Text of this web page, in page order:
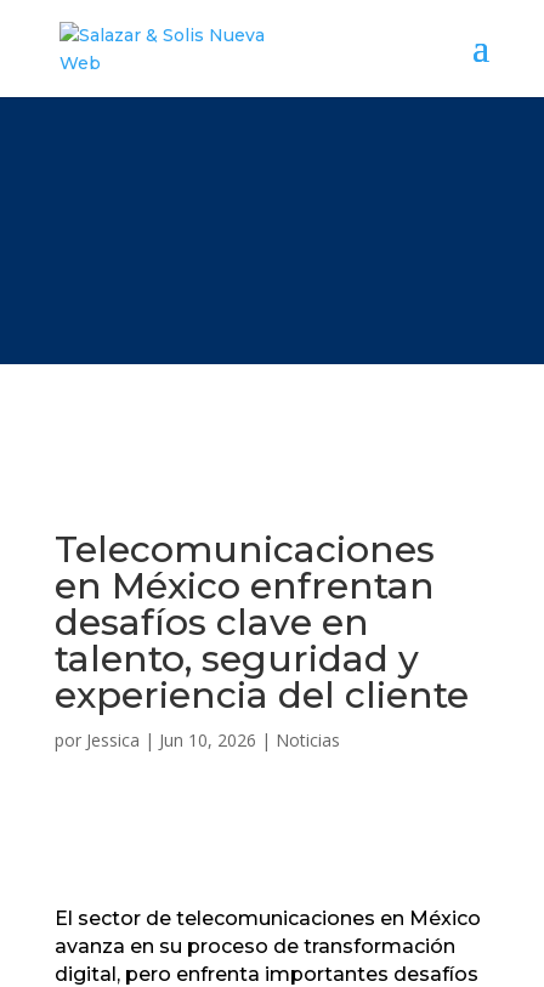
Telecomunicaciones
en México enfrentan
desafíos clave en
talento, seguridad y
experiencia del cliente
por Jessica | Jun 10, 2026 | Noticias
El sector de telecomunicaciones en México
avanza en su proceso de transformación
digital, pero enfrenta importantes desafíos